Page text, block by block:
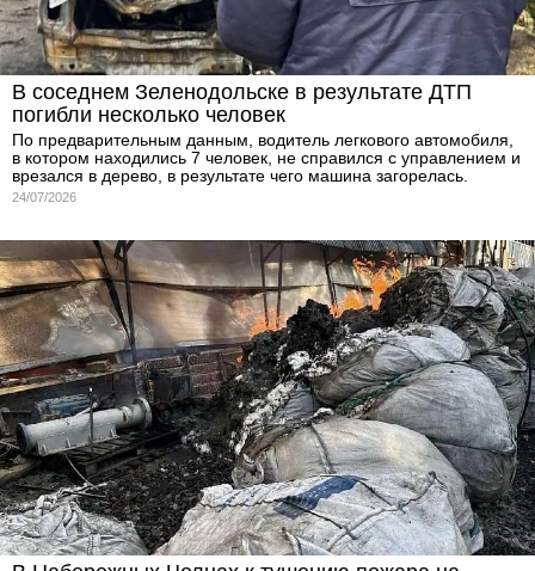
В соседнем Зеленодольске в результате ДТП
погибли несколько человек
По предварительным данным, водитель легкового автомобиля,
в котором находились 7 человек, не справился с управлением и
врезался в дерево, в результате чего машина загорелась.
24/07/2026